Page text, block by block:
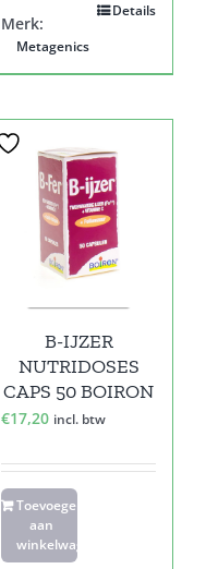
Details
Merk:
Metagenics
B-IJZER
NUTRIDOSES
CAPS 50 BOIRON
€17,20 incl. btw
Toevoegen
aan
winkelwagen